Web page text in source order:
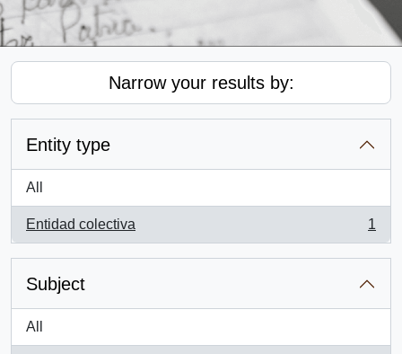
Narrow your results by:
Entity type
All
Entidad colectiva
, 1 results
1
Subject
All